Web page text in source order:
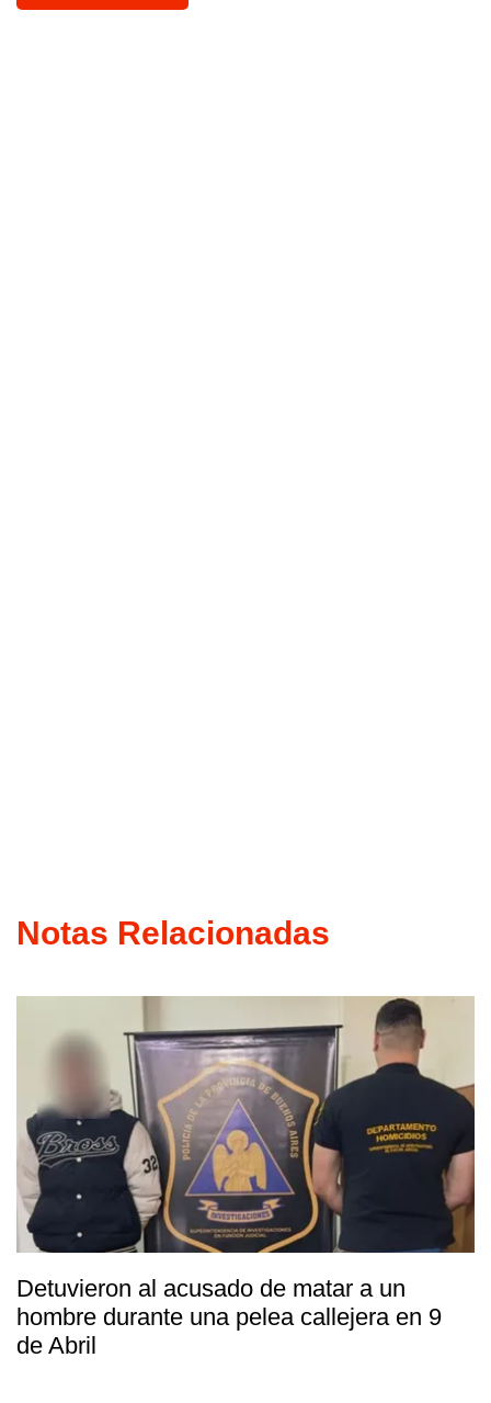
Notas Relacionadas
Detuvieron al acusado de matar a un
hombre durante una pelea callejera en 9
de Abril